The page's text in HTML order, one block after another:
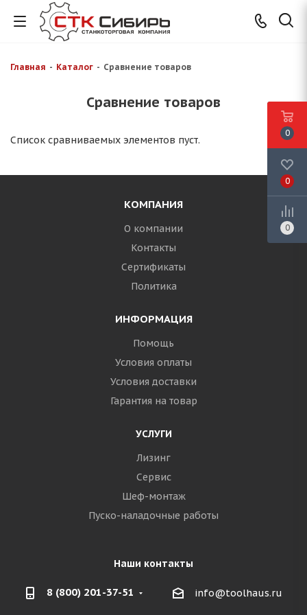
Главная - Каталог - Сравнение товаров
Сравнение товаров
Список сравниваемых элементов пуст.
КОМПАНИЯ
О компании
Контакты
Сертификаты
Политика
ИНФОРМАЦИЯ
Помощь
Условия оплаты
Условия доставки
Гарантия на товар
УСЛУГИ
Лизинг
Сервис
Шеф-монтаж
Пуско-наладочные работы
Наши контакты
8 (800) 201-37-51 info@toolhaus.ru
0
0
0